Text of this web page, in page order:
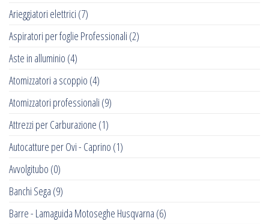
Arieggiatori elettrici (7)
Aspiratori per foglie Professionali (2)
Aste in alluminio (4)
Atomizzatori a scoppio (4)
Atomizzatori professionali (9)
Attrezzi per Carburazione (1)
Autocatture per Ovi - Caprino (1)
Avvolgitubo (0)
Banchi Sega (9)
Barre - Lamaguida Motoseghe Husqvarna (6)